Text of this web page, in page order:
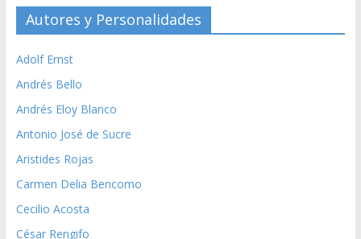
Autores y Personalidades
Adolf Ernst
Andrés Bello
Andrés Eloy Blanco
Antonio José de Sucre
Aristides Rojas
Carmen Delia Bencomo
Cecilio Acosta
César Rengifo